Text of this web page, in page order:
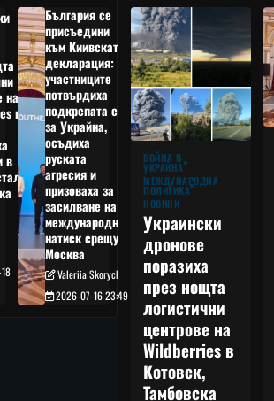
на
в
в
България се
присъедини
към Киивската
декларация:
участниците
потвърдиха
подкрепата си
за Украйна,
осъдиха
руската
агресия и
призоваха за
засилване на
международния
натиск срещу
Москва
Valeriia Skorych
2026-07-16 23:49
ВОЙНА В
УКРАЙНА
МЕЖДУНАРОДНА
ПОЛИТИКА
НОВИНИ
Украински
дронове
поразиха
през нощта
логистични
центрове на
Wildberries в
Котовск,
Тамбовска